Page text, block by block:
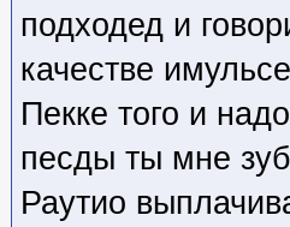
подходед и
качестве
Пекке того и
песды ты мне
Раутио